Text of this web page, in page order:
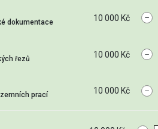
dokumentace 10 000 Kč
řezů 10 000 Kč
prací 10 000 Kč